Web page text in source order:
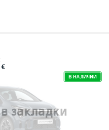
закладки
€
В НАЛИЧИИ